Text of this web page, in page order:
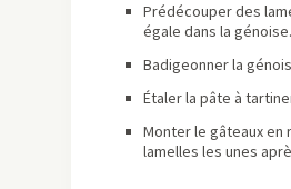
Prédécouper des
égale dans la génoise.
Badigeonner la
Étaler la pâte à
Monter le gâteaux en
lamelles les unes